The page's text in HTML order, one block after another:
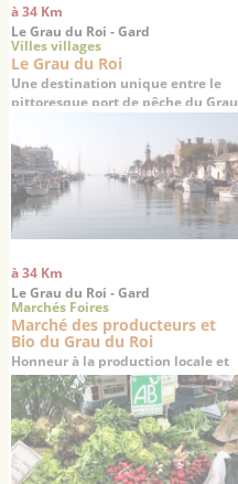
à 34 Km
Le Grau du Roi - Gard
Villes villages
Le Grau du Roi
Une destination unique entre le
pittoresque port de pêche du Grau
balnéaire de Port Camargue
à 34 Km
Le Grau du Roi - Gard
Marchés Foires
Marché des producteurs et
Bio du Grau du Roi
Honneur à la production locale et
aux produits biologiques